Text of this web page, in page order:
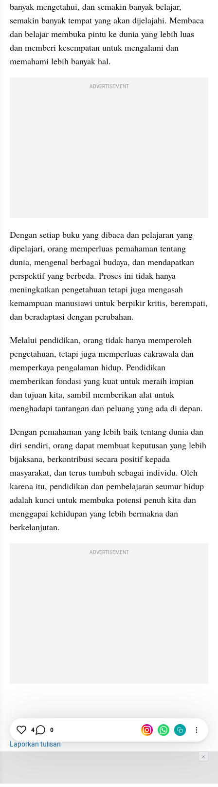
banyak mengetahui, dan semakin banyak belajar,
semakin banyak tempat yang akan dijelajahi. Membaca
dan belajar membuka pintu ke dunia yang lebih luas
dan memberi kesempatan untuk mengalami dan
memahami lebih banyak hal.
ADVERTISEMENT
Dengan setiap buku yang dibaca dan pelajaran yang
dipelajari, orang memperluas pemahaman tentang
dunia, mengenal berbagai budaya, dan mendapatkan
perspektif yang berbeda. Proses ini tidak hanya
meningkatkan pengetahuan tetapi juga mengasah
kemampuan manusiawi untuk berpikir kritis, berempati,
dan beradaptasi dengan perubahan.
Melalui pendidikan, orang tidak hanya memperoleh
pengetahuan, tetapi juga memperluas cakrawala dan
memperkaya pengalaman hidup. Pendidikan
memberikan fondasi yang kuat untuk meraih impian
dan tujuan kita, sambil memberikan alat untuk
menghadapi tantangan dan peluang yang ada di depan.
Dengan pemahaman yang lebih baik tentang dunia dan
diri sendiri, orang dapat membuat keputusan yang lebih
bijaksana, berkontribusi secara positif kepada
masyarakat, dan terus tumbuh sebagai individu. Oleh
karena itu, pendidikan dan pembelajaran seumur hidup
adalah kunci untuk membuka potensi penuh kita dan
menggapai kehidupan yang lebih bermakna dan
berkelanjutan.
ADVERTISEMENT
Pendidikan
Perubahan
Laporkan tulisan
4 0